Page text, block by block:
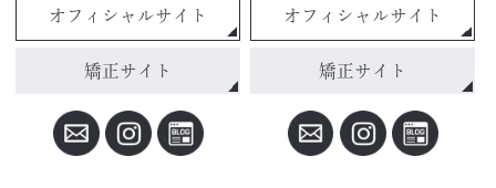
オフィシャルサイト
矯正サイト
オフィシャルサイト
矯正サイト